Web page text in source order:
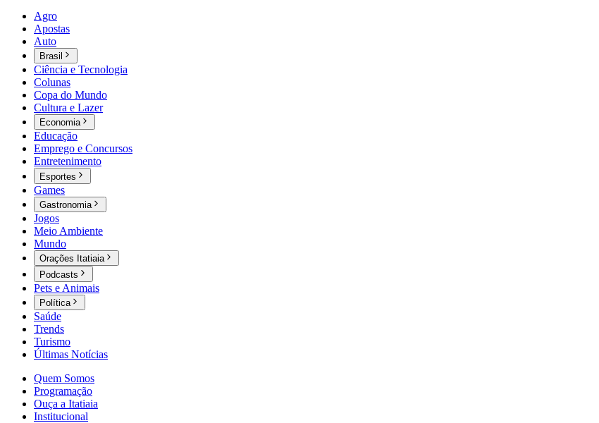
Agro
Apostas
Auto
Brasil
Ciência e Tecnologia
Colunas
Copa do Mundo
Cultura e Lazer
Economia
Educação
Emprego e Concursos
Entretenimento
Esportes
Games
Gastronomia
Jogos
Meio Ambiente
Mundo
Orações Itatiaia
Podcasts
Pets e Animais
Política
Saúde
Trends
Turismo
Últimas Notícias
Quem Somos
Programação
Ouça a Itatiaia
Institucional